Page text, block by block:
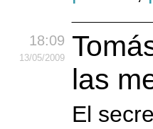
18:09
13/05/2009
las
El